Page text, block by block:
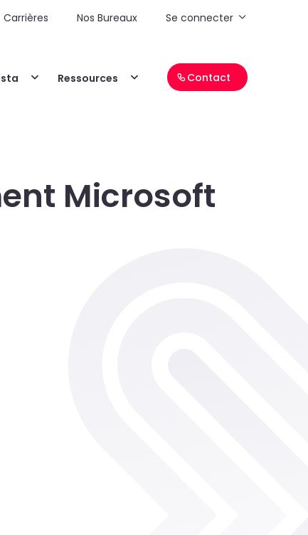
Carrières Nos Bureaux Se connecter
Ressources Contact
Microsoft